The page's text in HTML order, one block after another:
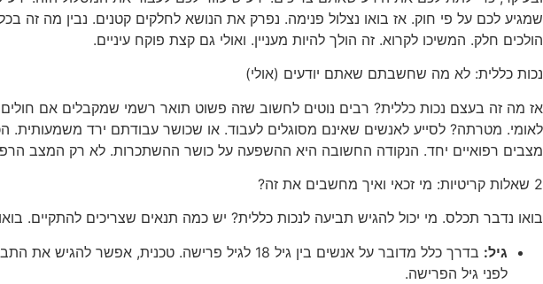
שמגיע לכם על פי חוק. אז בואו נצלול פנימה. נפרק את הנושא לחלקים קטנים. נבין מה זה
הולכים חלק. המשיכו לקרוא. זה הולך להיות מעניין. ואולי גם קצת פוקח עיניים.
נכות כללית: לא מה שחשבתם שאתם יודעים (אולי)
אז מה זה בעצם נכות כללית? רבים נוטים לחשוב שזה פשוט תואר רשמי שמקבלים אם
לאומי. מטרתה? לסייע לאנשים שאינם מסוגלים לעבוד. או שכושר עבודתם ירד משמעותית.
מצבים רפואיים יחד. הנקודה החשובה היא ההשפעה על כושר ההשתכרות. לא רק המצב
2 שאלות קריטיות: מי זכאי ואיך מחשבים את זה?
בואו נדבר תכלס. מי יכול להגיש תביעה לנכות כללית? יש כמה תנאים שצריכים להתקיים.
גיל:
לפני גיל הפרישה.